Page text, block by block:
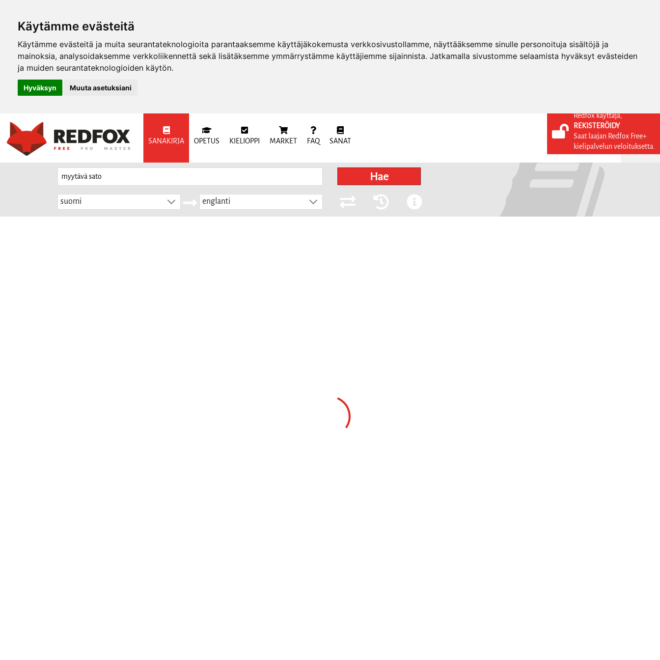
Käytämme evästeitä
Käytämme evästeitä ja muita seurantateknologioita parantaaksemme käyttäjäkokemusta verkkosivustollamme, näyttääksemme sinulle personoituja sisältöjä ja
mainoksia, analysoidaksemme verkkoliikennettä sekä lisätäksemme ymmärrystämme käyttäjiemme sijainnista. Jatkamalla sivustomme selaamista hyväksyt evästeiden
ja muiden seurantateknologioiden käytön.
Hyväksyn Muuta asetuksiani
SANAKIRJA OPETUS KIELIOPPI MARKET FAQ SANAT
KIRJAUDU SISÄÄN
REKISTERÖIDY
FI
Hae
suomi englanti
Redfox käyttäjä,
REKISTERÖIDY
Saat laajan Redfox Free+
kielipalvelun veloituksetta.